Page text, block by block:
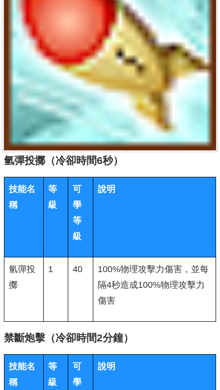
氫彈投擲（冷卻時間6秒）
技能名
稱
等
級
可
學
等
級
說明
氫彈投
擲
1 40
100%物理攻擊力傷害，並每
隔4秒造成100%物理攻擊力
傷害
禁斷炮擊（冷卻時間2分鐘）
技能名
稱
等
級
可
學
說明